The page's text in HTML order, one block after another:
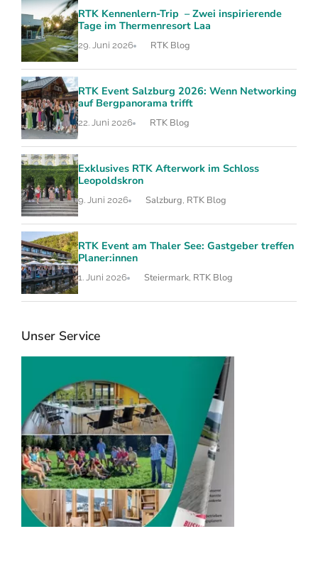
RTK Kennenlern-Trip – Zwei inspirierende
Tage im Thermenresort Laa
29. Juni 2026 RTK Blog
RTK Event Salzburg 2026: Wenn Networking
auf Bergpanorama trifft
22. Juni 2026 RTK Blog
Exklusives RTK Afterwork im Schloss
Leopoldskron
9. Juni 2026 Salzburg RTK Blog
RTK Event am Thaler See: Gastgeber treffen
Planer:innen
1. Juni 2026 Steiermark RTK Blog
Unser Service
RTK Katalog 2026